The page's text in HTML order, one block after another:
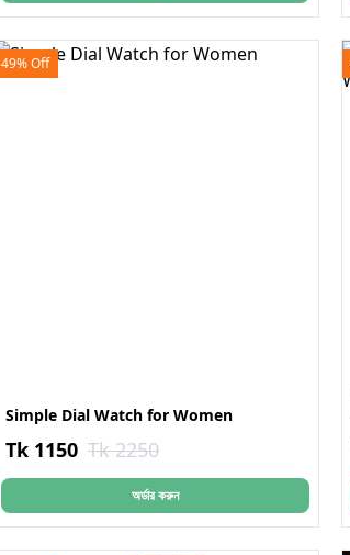
49% Off
Simple Dial Watch for Women
Tk 1150 Tk 2250
অর্ডার করুন